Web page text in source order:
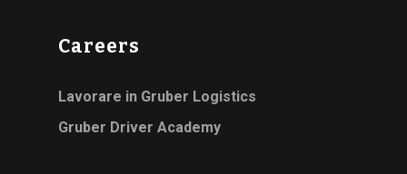
Careers
Lavorare in Gruber Logistics
Gruber Driver Academy